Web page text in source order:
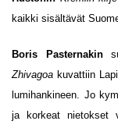
kaikki sisältävät
Boris Pasternakin
Zhivagoa kuvattiin
lumihankineen. Jo
ja korkeat nietokset